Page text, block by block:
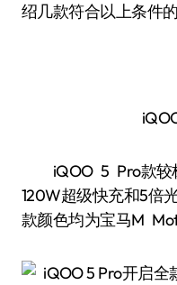
绍几款符合以上条件
iQOO 5 Pro款较标
120W超级快充和5倍
款颜色均为宝马M